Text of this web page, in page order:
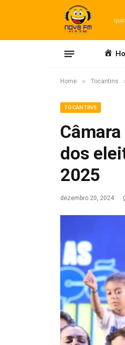
Home » Tocantins
TOCANTINS
dos
2025
dezembro 20, 2024